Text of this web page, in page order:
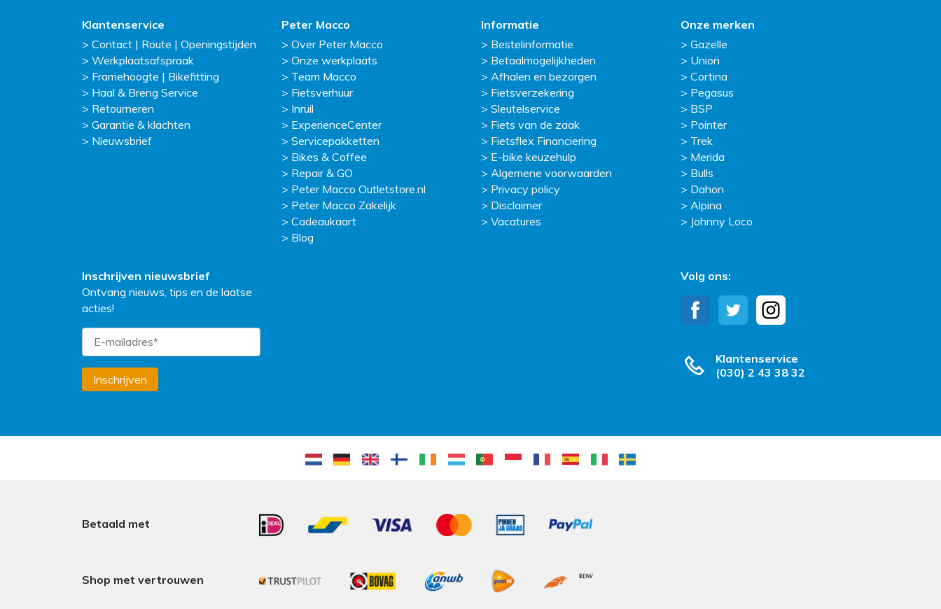
Klantenservice
Contact | Route | Openingstijden
Werkplaatsafspraak
Framehoogte | Bikefitting
Haal & Breng Service
Retourneren
Garantie & klachten
Nieuwsbrief
Peter Macco
Over Peter Macco
Onze werkplaats
Team Macco
Fietsverhuur
Inruil
ExperienceCenter
Servicepakketten
Bikes & Coffee
Repair & GO
Peter Macco Outletstore.nl
Peter Macco Zakelijk
Cadeaukaart
Blog
Informatie
Bestelinformatie
Betaalmogelijkheden
Afhalen en bezorgen
Fietsverzekering
Sleutelservice
Fiets van de zaak
Fietsflex Financiering
E-bike keuzehulp
Algemene voorwaarden
Privacy policy
Disclaimer
Vacatures
Onze merken
Gazelle
Union
Cortina
Pegasus
BSP
Pointer
Trek
Merida
Bulls
Dahon
Alpina
Johnny Loco
Inschrijven nieuwsbrief
Ontvang nieuws, tips en de laatse
acties!
Inschrijven
Volg ons:
Klantenservice
(030) 2 43 38 32
Betaald met
Shop met vertrouwen